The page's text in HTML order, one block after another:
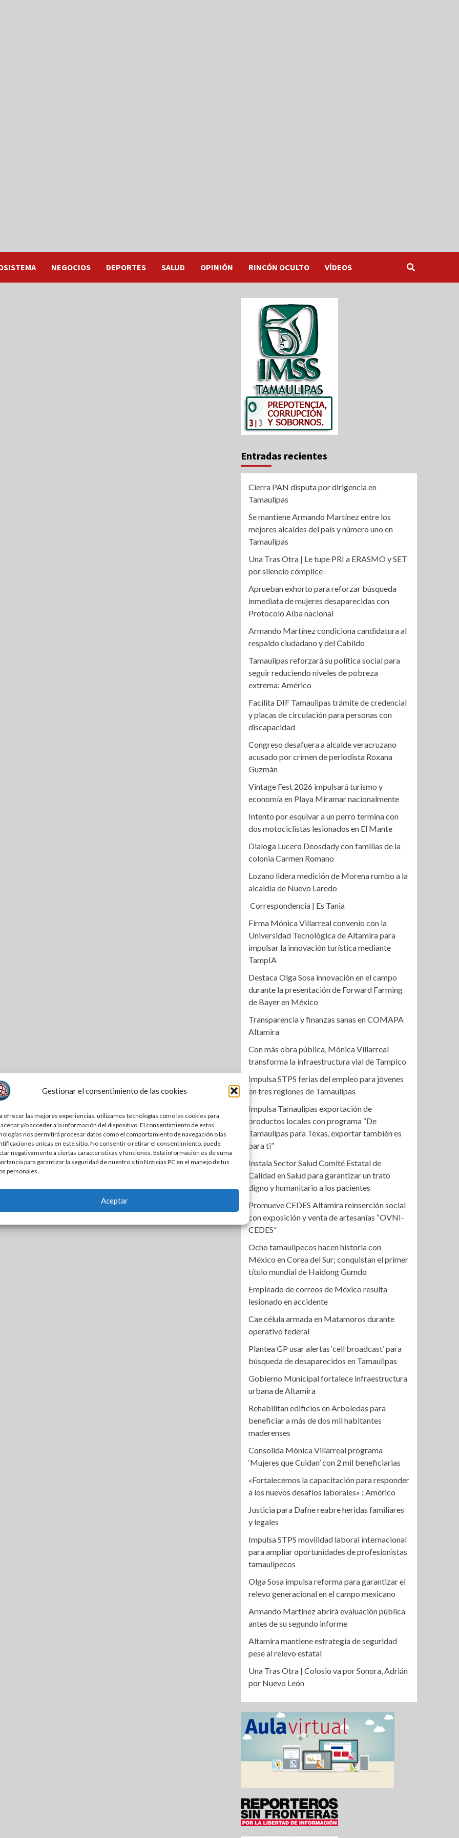
Gestionar el consentimiento de las cookies
ofrecer las mejores experiencias, utilizamos tecnologías como las cookies para
y/o acceder a la información del dispositivo. El consentimiento de estas
nos permitirá procesar datos como el comportamiento de navegación o las
únicas en este sitio. No consentir o retirar el consentimiento, puede
negativamente a ciertas características y funciones. Esta información es de suma
para garantizar la seguridad de nuestro sitio Noticias PC en el manejo de tus
personales.
Aceptar
NEGOCIOS DEPORTES SALUD OPINIÓN RINCÓN OCULTO VÍDEOS
Entradas recientes
Cierra PAN disputa por dirigencia en
Tamaulipas
Se mantiene Armando Martínez entre los
mejores alcaldes del país y número uno en
Tamaulipas
Una Tras Otra | Le tupe PRI a ERASMO y SET
por silencio cómplice
Aprueban exhorto para reforzar búsqueda
inmediata de mujeres desaparecidas con
Protocolo Alba nacional
Armando Martínez condiciona candidatura al
respaldo ciudadano y del Cabildo
Tamaulipas reforzará su política social para
seguir reduciendo niveles de pobreza
extrema: Américo
Facilita DIF Tamaulipas trámite de credencial
y placas de circulación para personas con
discapacidad
Congreso desafuera a alcalde veracruzano
acusado por crimen de periodista Roxana
Guzmán
Vintage Fest 2026 impulsará turismo y
economía en Playa Miramar nacionalmente
Intento por esquivar a un perro termina con
dos motociclistas lesionados en El Mante
Dialoga Lucero Deosdady con familias de la
colonia Carmen Romano
Lozano lidera medición de Morena rumbo a la
alcaldía de Nuevo Laredo
Correspondencia | Es Tania
Firma Mónica Villarreal convenio con la
Universidad Tecnológica de Altamira para
impulsar la innovación turística mediante
TampIA
Destaca Olga Sosa innovación en el campo
durante la presentación de Forward Farming
de Bayer en México
Transparencia y finanzas sanas en COMAPA
Altamira
Con más obra pública, Mónica Villarreal
transforma la infraestructura vial de Tampico
Impulsa STPS ferias del empleo para jóvenes
en tres regiones de Tamaulipas
Impulsa Tamaulipas exportación de
productos locales con programa “De
Tamaulipas para Texas, exportar también es
para ti”
Instala Sector Salud Comité Estatal de
Calidad en Salud para garantizar un trato
digno y humanitario a los pacientes
Promueve CEDES Altamira reinserción social
con exposición y venta de artesanías “OVNI-
CEDES”
Ocho tamaulipecos hacen historia con
México en Corea del Sur; conquistan el primer
título mundial de Haidong Gumdo
Empleado de correos de México resulta
lesionado en accidente
Cae célula armada en Matamoros durante
operativo federal
Plantea GP usar alertas ‘cell broadcast’ para
búsqueda de desaparecidos en Tamaulipas
Gobierno Municipal fortalece infraestructura
urbana de Altamira
Rehabilitan edificios en Arboledas para
beneficiar a más de dos mil habitantes
maderenses
Consolida Mónica Villarreal programa
‘Mujeres que Cuidan’ con 2 mil beneficiarias
«Fortalecemos la capacitación para responder
a los nuevos desafíos laborales» : Américo
Justicia para Dafne reabre heridas familiares
y legales
Impulsa STPS movilidad laboral internacional
para ampliar oportunidades de profesionistas
tamaulipecos
Olga Sosa impulsa reforma para garantizar el
relevo generacional en el campo mexicano
Armando Martínez abrirá evaluación pública
antes de su segundo informe
Altamira mantiene estrategia de seguridad
pese al relevo estatal
Una Tras Otra | Colosio va por Sonora, Adrián
por Nuevo León